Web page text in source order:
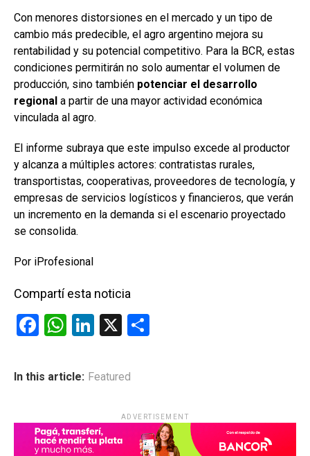
Con menores distorsiones en el mercado y un tipo de
cambio más predecible, el agro argentino mejora su
rentabilidad y su potencial competitivo. Para la BCR, estas
condiciones permitirán no solo aumentar el volumen de
producción, sino también potenciar el desarrollo
regional a partir de una mayor actividad económica
vinculada al agro.
El informe subraya que este impulso excede al productor
y alcanza a múltiples actores: contratistas rurales,
transportistas, cooperativas, proveedores de tecnología, y
empresas de servicios logísticos y financieros, que verán
un incremento en la demanda si el escenario proyectado
se consolida.
Por iProfesional
Compartí esta noticia
F
ce
o
W
at
p
Li
ke
X
ar
tir
In this article: Featured
ADVERTISEMENT